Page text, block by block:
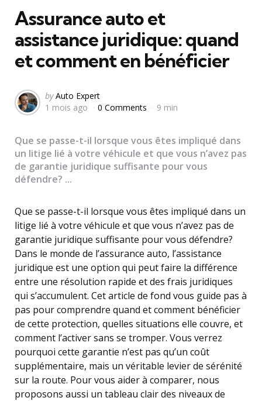
Assurance auto et
assistance juridique: quand
et comment en bénéficier
Posted
by
by Auto Expert
1 mois ago
0 Comments 9 min
Que se passe-t-il lorsque vous êtes impliqué dans
un litige lié à votre véhicule et que vous n’avez pas
de garantie juridique suffisante pour vous
défendre? ...
Que se passe-t-il lorsque vous êtes impliqué dans un
litige lié à votre véhicule et que vous n’avez pas de
garantie juridique suffisante pour vous défendre?
Dans le monde de l’assurance auto, l’assistance
juridique est une option qui peut faire la différence
entre une résolution rapide et des frais juridiques
qui s’accumulent. Cet article de fond vous guide pas à
pas pour comprendre quand et comment bénéficier
de cette protection, quelles situations elle couvre, et
comment l’activer sans se tromper. Vous verrez
pourquoi cette garantie n’est pas qu’un coût
supplémentaire, mais un véritable levier de sérénité
sur la route. Pour vous aider à comparer, nous
proposons aussi un tableau clair des niveaux de